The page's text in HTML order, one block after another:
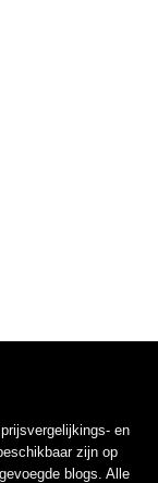
en
zijn op
blogs. Alle